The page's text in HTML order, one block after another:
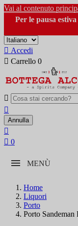
Vai al contenuto
Per le pausa
 Accedi
 Carrello 0


Annulla

 0
MENÙ
Home
Liquori
Porto
Porto Sandeman